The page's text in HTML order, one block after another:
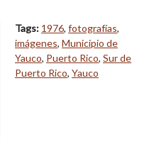
Tags: 1976, fotografías,
imágenes, Municipio de
Yauco, Puerto Rico, Sur de
Puerto Rico, Yauco